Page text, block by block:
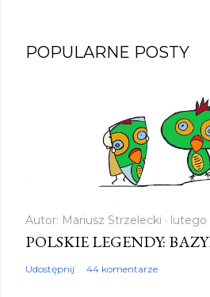
POPULARNE POSTY
Autor: Mariusz Strzelecki lutego
POLSKIE LEGENDY:
Udostępnij 44 komentarze